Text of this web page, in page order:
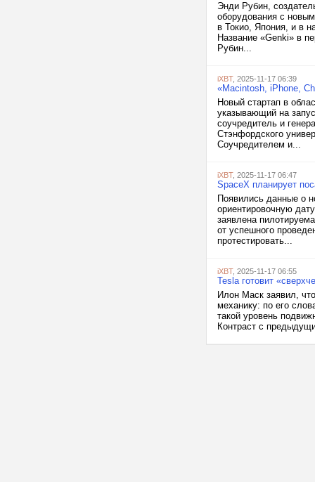
Энди Рубин,
оборудования с
в Токио, Япония, и в
Название «Genki» в
Рубин...
iXBT, 2025-11-17 06:39
«Macintosh, iPhone,
Новый стартап в
указывающий на
соучредитель и
Стэнфордского
Соучредителем и...
iXBT, 2025-11-17 06:47
SpaceX планирует
Появились данные о
ориентировочную
заявлена
от успешного
протестировать...
iXBT, 2025-11-17 06:55
Tesla готовит
Илон Маск заявил,
механику: по его
такой уровень
Контраст с